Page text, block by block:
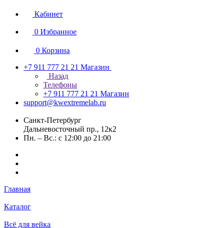
Кабинет
0 Избранное
0 Корзина
+7 911 777 21 21 Магазин
Назад
Телефоны
+7 911 777 21 21 Магазин
support@kwextremelab.ru
Санкт-Петербург
Дальневосточный пр., 12к2
Пн. – Вс.: с 12:00 до 21:00
Главная
Каталог
Всё для вейка